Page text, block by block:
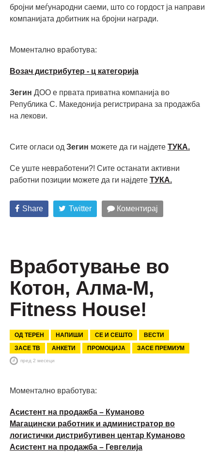
бројни меѓународни саеми, што со гордост ја направи
компанијата добитник на бројни награди.
Моментално вработува:
Возач дистрибутер - ц категорија
Зегин ДОО е првата приватна компанија во
Република С. Македонија регистрирана за продажба
на лекови.
Сите огласи од Зегин можете да ги најдете ТУКА.
Се уште невработени?! Сите останати активни
работни позиции можете да ги најдете ТУКА.
Share Twitter Коментирај
Вработување во
Котон, Алма-М,
Fitness House!
ОД ТЕРЕН НАПИШИ СЕ И СЕШТО
ВЕСТИ
ЗАСЕ ТВ
АНКЕТИ ПРОМОЦИЈА ЗАСЕ ПРЕМИУМ
пред 2 месеци
Моментално вработува:
Асистент на продажба – Куманово
Магацински работник и администратор во
логистички дистрибутивен центар Куманово
Асистент на продажба – Гевгелија